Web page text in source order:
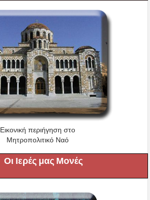
Εικονική περιήγηση στο
Μητροπολιτικό Ναό
Οι Ιερές μας Μονές